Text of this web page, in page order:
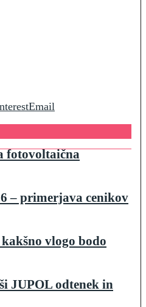
Email
fotovoltaična
– primerjava cenikov
vlogo bodo
JUPOL odtenek in